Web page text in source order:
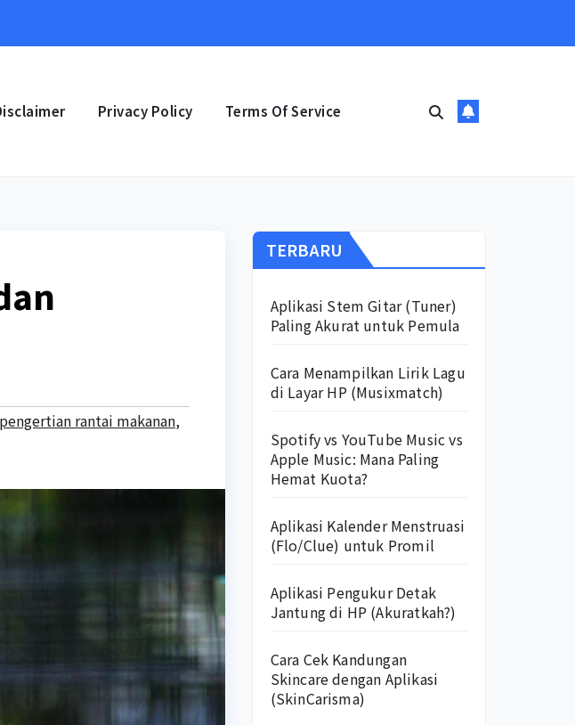
Privacy Policy Terms Of Service
rantai makanan,
TERBARU
Aplikasi Stem Gitar (Tuner)
Paling Akurat untuk Pemula
Cara Menampilkan Lirik Lagu
di Layar HP (Musixmatch)
Spotify vs YouTube Music vs
Apple Music: Mana Paling
Hemat Kuota?
Aplikasi Kalender Menstruasi
(Flo/Clue) untuk Promil
Aplikasi Pengukur Detak
Jantung di HP (Akuratkah?)
Cara Cek Kandungan
Skincare dengan Aplikasi
(SkinCarisma)